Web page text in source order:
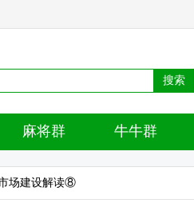
搜索
麻将群 牛牛群
场建设解读⑧